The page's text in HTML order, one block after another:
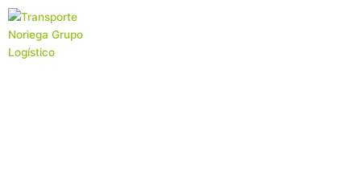
contenido